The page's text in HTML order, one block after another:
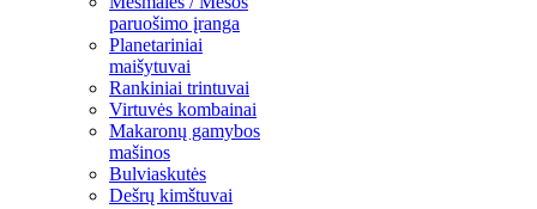
paruošimo įranga
Planetariniai
maišytuvai
Rankiniai trintuvai
Virtuvės kombainai
Makaronų gamybos
mašinos
Bulviaskutės
Dešrų kimštuvai